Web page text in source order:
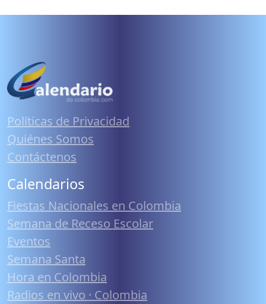
Políticas de Privacidad
Quiénes Somos
Contáctenos
Calendarios
Fiestas Nacionales en Colombia
Semana de Receso Escolar
Eventos
Semana Santa
Hora en Colombia
Radios en vivo · Colombia